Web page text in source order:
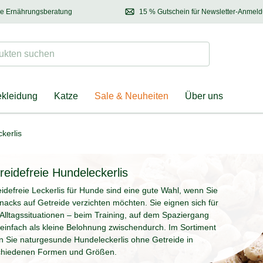
Halter 15 % Gutschein für Newsletter-
Entdecken Sie
Ernährungsberatung
Kontaktieren Sie unsere
Ernährungsberatung:
suchen Suchen
Katze Sale & Neuheiten Über uns
Hundeleckerlis
Leckerlis für Hunde sind eine gute Wahl, wenn Sie
auf Getreide verzichten möchten. Sie eignen sich für
– beim Training, auf dem Spaziergang
als kleine Belohnung zwischendurch. Im Sortiment
Sie naturgesunde Hundeleckerlis ohne Getreide in
Formen und Größen.